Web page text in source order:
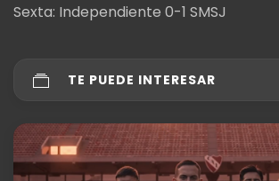
Sexta: Independiente 0-1 SMSJ
TE PUEDE INTERESAR